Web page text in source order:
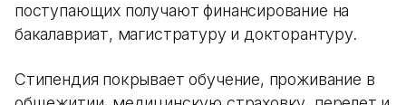
поступающих получают финансирование на
бакалавриат, магистратуру и докторантуру.
Стипендия покрывает обучение, проживание в